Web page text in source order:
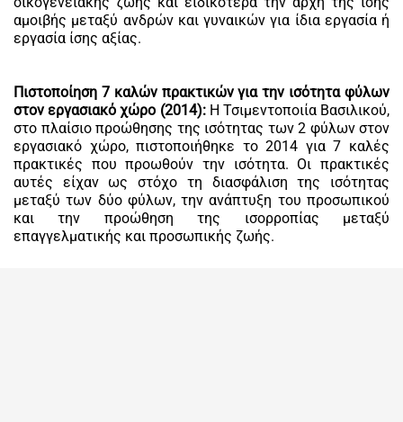
αμοιβής μεταξύ ανδρών και γυναικών για ίδια εργασία ή
εργασία ίσης αξίας.
Πιστοποίηση 7 καλών πρακτικών για την ισότητα φύλων
στον εργασιακό χώρο (2014): Η Τσιμεντοποιία Βασιλικού,
στο πλαίσιο προώθησης της ισότητας των 2 φύλων στον
εργασιακό χώρο, πιστοποιήθηκε το 2014 για 7 καλές
πρακτικές που προωθούν την ισότητα. Οι πρακτικές
αυτές είχαν ως στόχο τη διασφάλιση της ισότητας
μεταξύ των δύο φύλων, την ανάπτυξη του προσωπικού
και την προώθηση της ισορροπίας μεταξύ
επαγγελματικής και προσωπικής ζωής.